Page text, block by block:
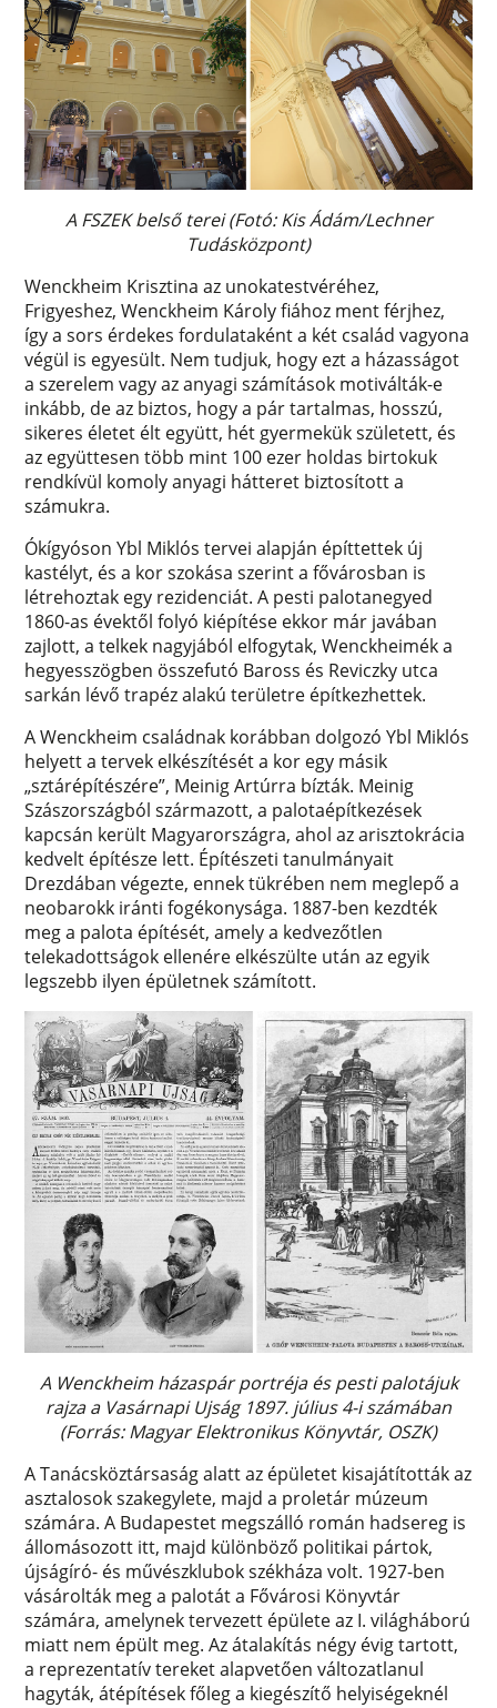
A FSZEK belső terei (Fotó: Kis Ádám/Lechner
Tudásközpont)
Wenckheim Krisztina az unokatestvéréhez,
Frigyeshez, Wenckheim Károly fiához ment férjhez,
így a sors érdekes fordulataként a két család vagyona
végül is egyesült. Nem tudjuk, hogy ezt a házasságot
a szerelem vagy az anyagi számítások motiválták-e
inkább, de az biztos, hogy a pár tartalmas, hosszú,
sikeres életet élt együtt, hét gyermekük született, és
az együttesen több mint 100 ezer holdas birtokuk
rendkívül komoly anyagi hátteret biztosított a
számukra.
Ókígyóson Ybl Miklós tervei alapján építtettek új
kastélyt, és a kor szokása szerint a fővárosban is
létrehoztak egy rezidenciát. A pesti palotanegyed
1860-as évektől folyó kiépítése ekkor már javában
zajlott, a telkek nagyjából elfogytak, Wenckheimék a
hegyesszögben összefutó Baross és Reviczky utca
sarkán lévő trapéz alakú területre építkezhettek.
A Wenckheim családnak korábban dolgozó Ybl Miklós
helyett a tervek elkészítését a kor egy másik
„sztárépítészére”, Meinig Artúrra bízták. Meinig
Szászországból származott, a palotaépítkezések
kapcsán került Magyarországra, ahol az arisztokrácia
kedvelt építésze lett. Építészeti tanulmányait
Drezdában végezte, ennek tükrében nem meglepő a
neobarokk iránti fogékonysága. 1887-ben kezdték
meg a palota építését, amely a kedvezőtlen
telekadottságok ellenére elkészülte után az egyik
legszebb ilyen épületnek számított.
A Wenckheim házaspár portréja és pesti palotájuk
rajza a Vasárnapi Ujság 1897. július 4-i számában
(Forrás: Magyar Elektronikus Könyvtár, OSZK)
A Tanácsköztársaság alatt az épületet kisajátították az
asztalosok szakegylete, majd a proletár múzeum
számára. A Budapestet megszálló román hadsereg is
állomásozott itt, majd különböző politikai pártok,
újságíró- és művészklubok székháza volt. 1927-ben
vásárolták meg a palotát a Fővárosi Könyvtár
számára, amelynek tervezett épülete az I. világháború
miatt nem épült meg. Az átalakítás négy évig tartott,
a reprezentatív tereket alapvetően változatlanul
hagyták, átépítések főleg a kiegészítő helyiségeknél